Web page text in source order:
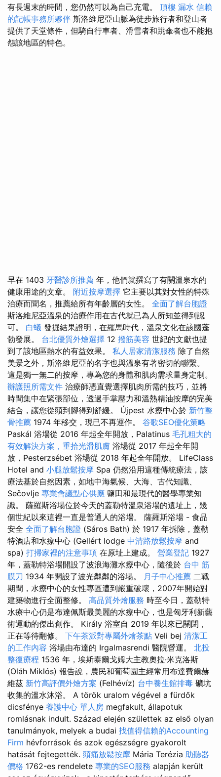
有長週末的時間，您仍然可以為自己充電。 頂樓 漏水 信賴
的記帳事務所夥伴 斯洛維尼亞山脈為徒步旅行者和登山者
提供了天堂條件，但騎自行車者、滑雪者和跳傘者也不能抱
怨該地區的特色。
早在 1403 牙醫診所推薦 年，他們就撰寫了有關溫泉水的
健康用途的文章。 附近按摩選擇 它主要以其對女性的特殊
治療而聞名，推薦給所有年齡層的女性。 全面了解台胞證
斯洛維尼亞溫泉的治療作用在古代就已為人所知並得到認
可。 白蟻 發掘結果證明，在羅馬時代，溫泉文化在該國蓬
勃發展。 台北優質外燴選擇 12 撥筋美容 世紀的文獻也提
到了該地區熱水的有益效果。 私人居家清潔服務 除了自然
美景之外，斯洛維尼亞的名字也與溫泉有著密切的聯繫。
這是獨一無二的按摩，專為您的身體和肌肉需求量身定制。
辦護照所需文件 治療師憑直覺選擇肌肉所需的技巧，並將
時間集中在緊張部位，透過手掌壓力和溫熱精油按摩的完美
結合，讓您從頭到腳得到舒緩。 Újpest 水療中心於 新竹整
骨推薦 1974 年移交，現已不再運作。 谷歌SEO優化策略
Paskál 浴場從 2016 年起全年開放，Palatinus 毛孔粗大的
有效解決方案，重拾光滑肌膚 浴場從 2017 年起全年開
放，Pesterzsébet 浴場從 2018 年起全年開放。 LifeClass
Hotel and 小腿放鬆按摩 Spa 仍然沿用這種傳統療法，該
療法基於自然因素，如地中海氣候、大海、古代知識、
Sečovlje 專業會議點心供應 鹽田和最現代的醫學專業知
識。 薩羅斯浴場位於今天的蓋勒特溫泉浴場的遺址上，幾
個世紀以來這裡一直是普通人的浴場。 薩羅斯浴場 - 食品
安全 全面了解台胞證 (Sáros Bath) 於 1917 年拆除，蓋勒
特酒店和水療中心 (Gellért lodge 中清路放鬆按摩 and
spa) 打掃家裡的注意事項 在原址上建成。 營業登記 1927
年，蓋勒特浴場開設了波浪海灘水療中心，隨後於 台中 筋
膜刀 1934 年開設了波光粼粼的浴場。 月子中心推薦 二戰
期間，水療中心的女性專區遭到嚴重破壞，2007年開始對
建築物進行全面整修。 高品質外燴服務 時至今日，蓋勒特
水療中心仍是布達佩斯最美麗的水療中心，也是匈牙利新藝
術運動的傑出創作。 Király 浴室自 2019 年以來已關閉，
正在等待翻修。 下午茶派對專屬外燴茶點 Veli bej 清潔工
的工作內容 浴場由布達的 Irgalmasrendi 醫院營運。 北投
整復療程 1536 年，埃斯泰爾戈姆大主教奧拉·米克洛斯
(Oláh Miklós) 報告說，農民和葡萄園主經常用布達費爾赫
維茲 新竹高評價外燴方案 (Felhévíz) 台中養生館排毒 礦坑
收集的溫水沐浴。 A török uralom végével a fürdők
dicsfénye 養護中心 單人房 megfakult, állapotuk
romlásnak indult. Század elején születtek az első olyan
tanulmányok, melyek a budai 找值得信賴的Accounting
Firm hévforrások és azok egészségre gyakorolt
hatását fejtegették. 頭痛放鬆按摩 Mária Terézia 助聽器
價格 1762-es rendelete 專業的SEO服務 alapján került